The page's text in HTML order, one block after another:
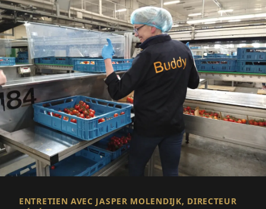
ENTRETIEN AVEC JASPER MOLENDIJK, DIRECTEUR